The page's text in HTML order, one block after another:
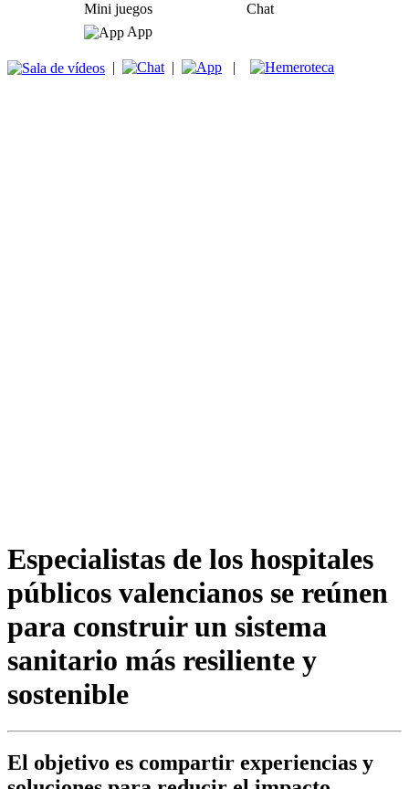
Mini juegos
Chat
App
| | |
Especialistas de los hospitales
públicos valencianos se reúnen
para construir un sistema
sanitario más resiliente y
sostenible
El objetivo es compartir experiencias y